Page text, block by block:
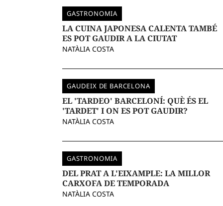
GASTRONOMIA
LA CUINA JAPONESA CALENTA TAMBÉ
ES POT GAUDIR A LA CIUTAT
NATÀLIA COSTA
GAUDEIX DE BARCELONA
EL 'TARDEO' BARCELONÍ: QUÈ ÉS EL
'TARDET' I ON ES POT GAUDIR?
NATÀLIA COSTA
GASTRONOMIA
DEL PRAT A L'EIXAMPLE: LA MILLOR
CARXOFA DE TEMPORADA
NATÀLIA COSTA